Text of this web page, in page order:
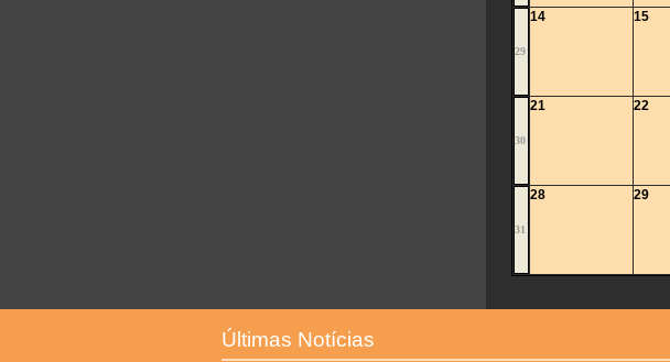
29
14 15
30
21 22
31
28 29
Últimas Notícias